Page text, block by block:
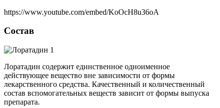
https://www.youtube.com/embed/KoOcH8u36oA
Состав
Лоратадин содержит единственное одноименное
действующее вещество вне зависимости от формы
лекарственного средства. Качественный и количественный
состав вспомогательных веществ зависит от формы выпуска
препарата.